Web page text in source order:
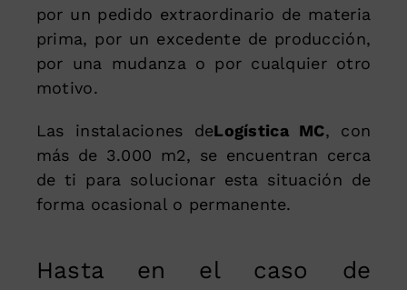
por un pedido extraordinario de materia
prima, por un excedente de producción,
por una mudanza o por cualquier otro
motivo.
Las instalaciones deLogística MC, con
más de 3.000 m2, se encuentran cerca
de ti para solucionar esta situación de
forma ocasional o permanente.
Hasta en el caso de